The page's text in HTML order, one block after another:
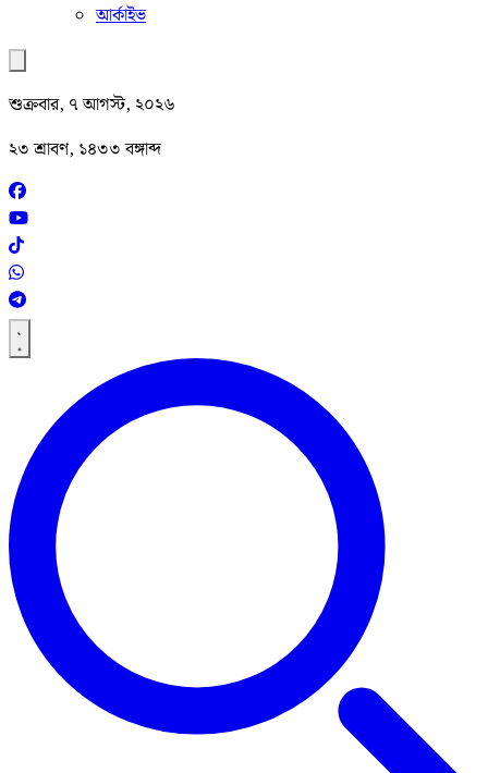
আর্কাইভ
শুক্রবার, ৭ আগস্ট, ২০২৬
২৩ শ্রাবণ, ১৪৩৩ বঙ্গাব্দ